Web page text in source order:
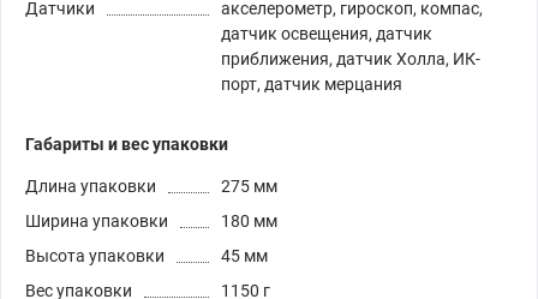
Датчики
акселерометр, гироскоп, компас,
датчик освещения, датчик
приближения, датчик Холла, ИК-
порт, датчик мерцания
Габариты и вес упаковки
Длина упаковки
275 мм
Ширина упаковки
180 мм
Высота упаковки
45 мм
Вес упаковки
1150 г